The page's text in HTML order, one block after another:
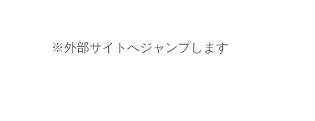
​※外部サイトへジャンプします